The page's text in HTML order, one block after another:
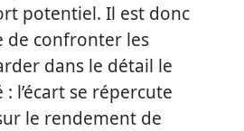
potentiel. Il est donc
de confronter les
dans le détail le
: l’écart se répercute
le rendement de